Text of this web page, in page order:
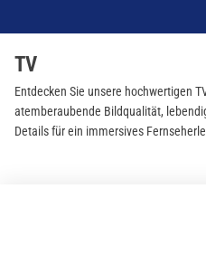
TV
Entdecken Sie unsere hochwertigen
atemberaubende Bildqualität,
Details für ein immersives